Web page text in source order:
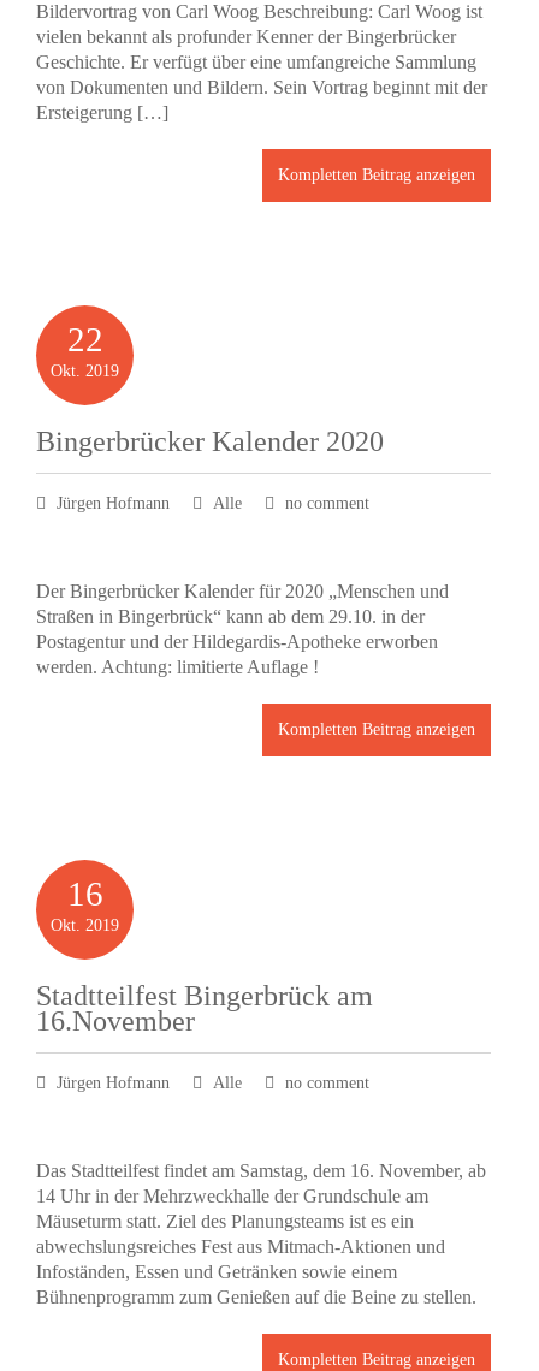
Bildervortrag von Carl Woog Beschreibung: Carl Woog ist
vielen bekannt als profunder Kenner der Bingerbrücker
Geschichte. Er verfügt über eine umfangreiche Sammlung
von Dokumenten und Bildern. Sein Vortrag beginnt mit der
Ersteigerung […]
Kompletten Beitrag anzeigen
22
Okt. 2019
Bingerbrücker Kalender 2020
Jürgen Hofmann Alle no comment
Der Bingerbrücker Kalender für 2020 „Menschen und
Straßen in Bingerbrück“ kann ab dem 29.10. in der
Postagentur und der Hildegardis-Apotheke erworben
werden. Achtung: limitierte Auflage !
Kompletten Beitrag anzeigen
16
Okt. 2019
Stadtteilfest Bingerbrück am
16.November
Jürgen Hofmann Alle no comment
Das Stadtteilfest findet am Samstag, dem 16. November, ab
14 Uhr in der Mehrzweckhalle der Grundschule am
Mäuseturm statt. Ziel des Planungsteams ist es ein
abwechslungsreiches Fest aus Mitmach-Aktionen und
Infoständen, Essen und Getränken sowie einem
Bühnenprogramm zum Genießen auf die Beine zu stellen.
Kompletten Beitrag anzeigen